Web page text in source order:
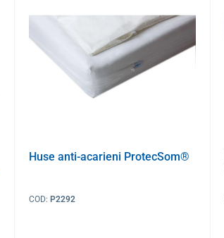
Huse anti-acarieni ProtecSom®
COD: P2292